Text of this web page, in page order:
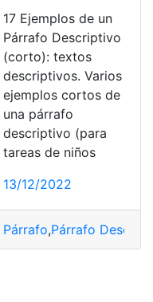
17 Ejemplos de un
Párrafo Descriptivo
(corto): textos
descriptivos. Varios
ejemplos cortos de
una párrafo
descriptivo (para
tareas de niños
13/12/2022
Párrafo,Párrafo